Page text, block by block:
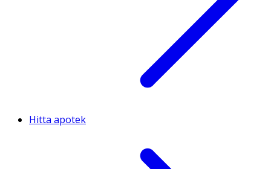
Hitta apotek